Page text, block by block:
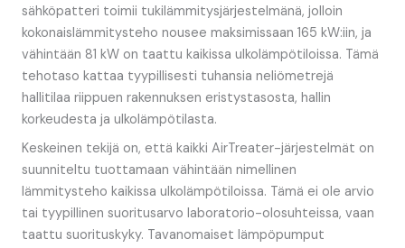
sähköpatteri toimii tukilämmitysjärjestelmänä, jolloin
kokonaislämmitysteho nousee maksimissaan 165 kW:iin, ja
vähintään 81 kW on taattu kaikissa ulkolämpötiloissa. Tämä
tehotaso kattaa tyypillisesti tuhansia neliömetrejä
hallitilaa riippuen rakennuksen eristystasosta, hallin
korkeudesta ja ulkolämpötilasta.
Keskeinen tekijä on, että kaikki AirTreater-järjestelmät on
suunniteltu tuottamaan vähintään nimellinen
lämmitysteho kaikissa ulkolämpötiloissa. Tämä ei ole arvio
tai tyypillinen suoritusarvo laboratorio-olosuhteissa, vaan
taattu suorituskyky. Tavanomaiset lämpöpumput